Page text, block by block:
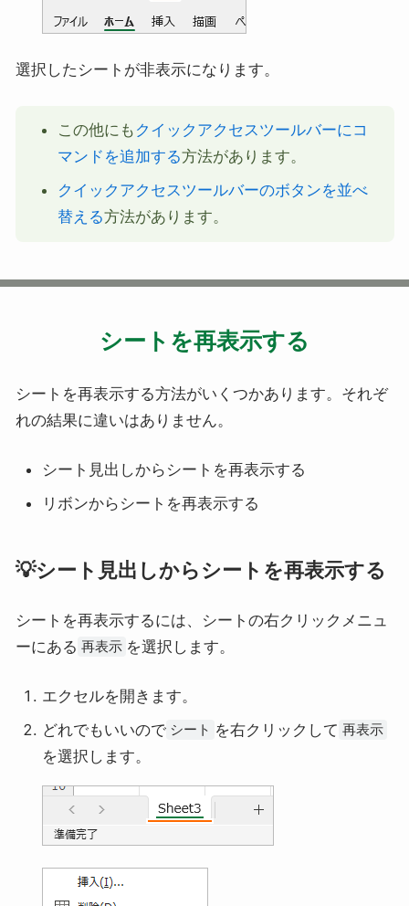
選択したシートが非表示になります。
この他にも クイックアクセスツールバーにコ
マンドを追加する方法があります。
クイックアクセスツールバーのボタンを並べ
替える方法があります。
シートを再表示する
シートを再表示する方法がいくつかあります。それぞ
れの結果に違いはありません。
シート見出しからシートを再表示する
リボンからシートを再表示する
💡シート見出しからシートを再表示する
シートを再表示するには、シートの右クリックメニュ
ーにある 再表示 を選択します。
エクセルを開きます。
どれでもいいので シート を右クリックして 再表示
を選択します。